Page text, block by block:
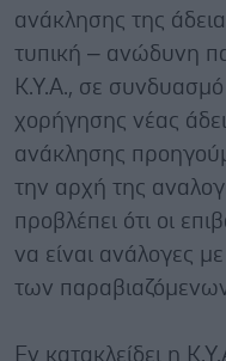
ανάκλησης της
τυπική – ανώδυνη
Κ.Υ.Α., σε
χορήγησης νέας
ανάκλησης
την αρχή της
προβλέπει ότι οι
να είναι ανάλογες
των
Εν κατακλείδει η